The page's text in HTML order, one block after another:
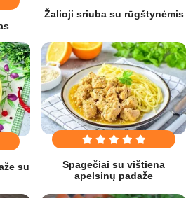
Žalioji sriuba su rūgštynėmis
su
Spagečiai su vištiena
apelsinų padaže